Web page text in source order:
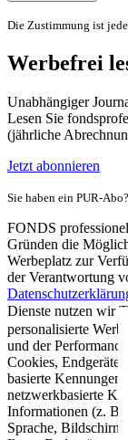
Die Zustimmung ist
Werbefrei
Unabhängiger
Lesen Sie
(jährliche
Jetzt abonnieren
Sie haben ein PUR-Abo?
FONDS
Gründen die
Werbeplatz zur
der Verantwortung
Dienste nutzen wir
personalisierte
und der
Cookies,
basierte
netzwerkbasierte
Informationen (z.
Sprache,